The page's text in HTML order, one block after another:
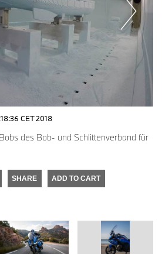
CET 2018
des Bob- und Schlittenverband für
SHARE ADD TO CART